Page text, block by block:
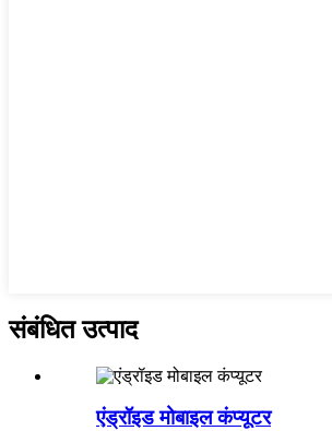
संबंधित उत्पाद
एंड्रॉइड मोबाइल कंप्यूटर